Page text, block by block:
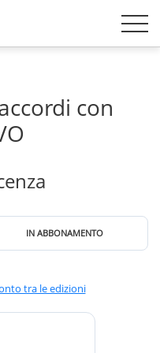
con
IN ABBONAMENTO
tra le edizioni